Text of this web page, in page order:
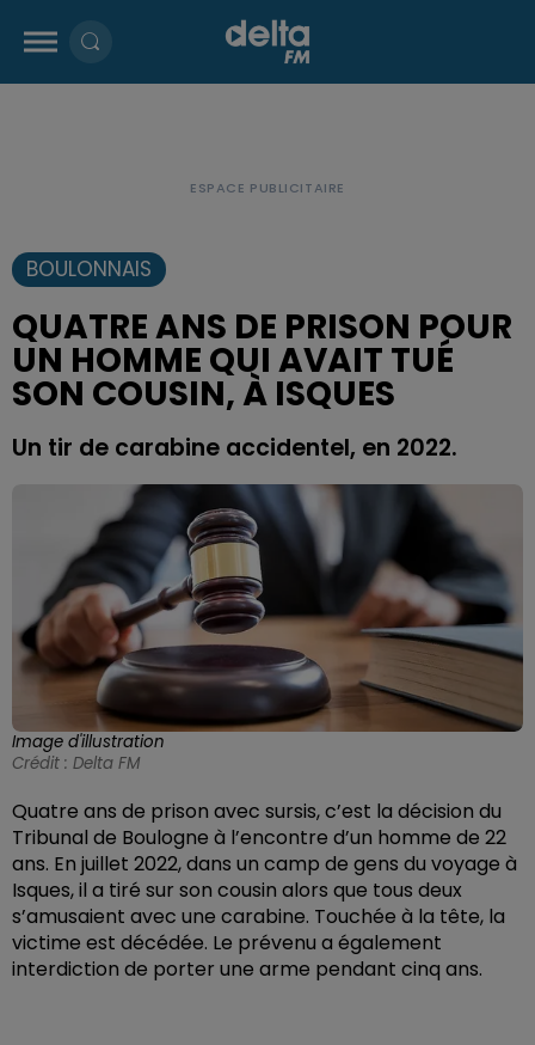
BOULONNAIS
QUATRE ANS DE PRISON POUR
UN HOMME QUI AVAIT TUÉ
SON COUSIN, À ISQUES
Un tir de carabine accidentel, en 2022.
Image d'illustration
Crédit : Delta FM
Quatre ans de prison avec sursis, c’est la décision du
Tribunal de Boulogne à l’encontre d’un homme de 22
ans. En juillet 2022, dans un camp de gens du voyage à
Isques, il a tiré sur son cousin alors que tous deux
s’amusaient avec une carabine. Touchée à la tête, la
victime est décédée. Le prévenu a également
interdiction de porter une arme pendant cinq ans.